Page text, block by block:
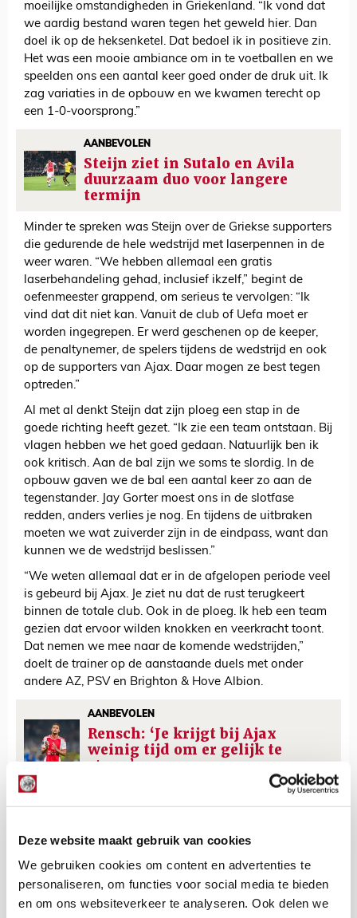
Deze website maakt gebruik van cookies
We gebruiken cookies om content en advertenties te
personaliseren, om functies voor social media te bieden
en om ons websiteverkeer te analyseren. Ook delen we
moeilijke omstandigheden in Griekenland. “Ik vond dat
we aardig bestand waren tegen het geweld hier. Dan
doel ik op de heksenketel. Dat bedoel ik in positieve zin.
Het was een mooie ambiance om in te voetballen en we
speelden ons een aantal keer goed onder de druk uit. Ik
zag variaties in de opbouw en we kwamen terecht op
een 1-0-voorsprong.”
AANBEVOLEN
Steijn ziet in Sutalo en Avila
duurzaam duo voor langere
termijn
Minder te spreken was Steijn over de Griekse supporters
die gedurende de hele wedstrijd met laserpennen in de
weer waren. “We hebben allemaal een gratis
laserbehandeling gehad, inclusief ikzelf,” begint de
oefenmeester grappend, om serieus te vervolgen: “Ik
vind dat dit niet kan. Vanuit de club of Uefa moet er
worden ingegrepen. Er werd geschenen op de keeper,
de penaltynemer, de spelers tijdens de wedstrijd en ook
op de supporters van Ajax. Daar mogen ze best tegen
optreden.”
Al met al denkt Steijn dat zijn ploeg een stap in de
goede richting heeft gezet. “Ik zie een team ontstaan. Bij
vlagen hebben we het goed gedaan. Natuurlijk ben ik
ook kritisch. Aan de bal zijn we soms te slordig. In de
opbouw gaven we de bal een aantal keer zo aan de
tegenstander. Jay Gorter moest ons in de slotfase
redden, anders verlies je nog. En tijdens de uitbraken
moeten we wat zuiverder zijn in de eindpass, want dan
kunnen we de wedstrijd beslissen.”
“We weten allemaal dat er in de afgelopen periode veel
is gebeurd bij Ajax. Je ziet nu dat de rust terugkeert
binnen de totale club. Ook in de ploeg. Ik heb een team
gezien dat ervoor wilden knokken en veerkracht toont.
Dat nemen we mee naar de komende wedstrijden,”
doelt de trainer op de aanstaande duels met onder
andere AZ, PSV en Brighton & Hove Albion.
AANBEVOLEN
Rensch: ‘Je krijgt bij Ajax
weinig tijd om er gelijk te
staan’
Bekijk alle berichten van Jordy Haak